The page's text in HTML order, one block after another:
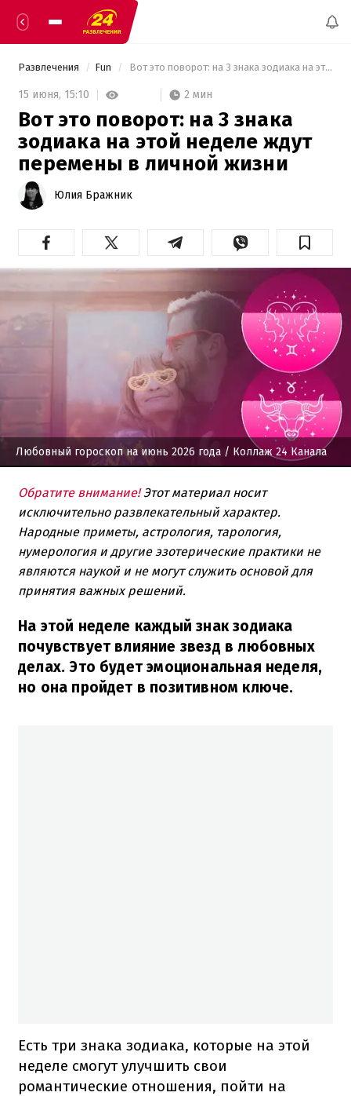
Развлечения Fun Вот это поворот: на 3 знака зодиака на этой неделе ждут перемены в личной жизни
15 июня, 15:10 2 мин
Вот это поворот: на 3 знака
зодиака на этой неделе ждут
перемены в личной жизни
Юлия Бражник
Любовный гороскоп на июнь 2026 года / Коллаж 24 Канала
Обратите внимание!Этот материал носит
исключительно развлекательный характер.
Народные приметы, астрология, тарология,
нумерология и другие эзотерические практики не
являются наукой и не могут служить основой для
принятия важных решений.
На этой неделе каждый знак зодиака
почувствует влияние звезд в любовных
делах. Это будет эмоциональная неделя,
но она пройдет в позитивном ключе.
Есть три знака зодиака, которые на этой
неделе смогут улучшить свои
романтические отношения, пойти на